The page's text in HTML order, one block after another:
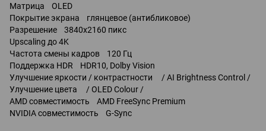
Матрица OLED
Покрытие экрана глянцевое (антибликовое)
Разрешение 3840x2160 пикс
Upscaling до 4K
Частота смены кадров 120 Гц
Поддержка HDR HDR10, Dolby Vision
Улучшение яркости / контрастности / AI Brightness Control /
Улучшение цвета / OLED Colour /
AMD совместимость AMD FreeSync Premium
NVIDIA совместимость G-Sync